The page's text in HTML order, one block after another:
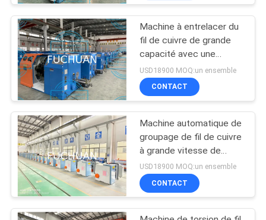
machine extrudeuse
de fil
70
Machine à entrelacer du
fil de cuivre de grande
capacité avec une
vitesse de 100 m/min et
une puissance de 7,5 kW
USD18900 MOQ:un ensemble
CONTACT
Machine automatique de
groupage de fil de cuivre
à grande vitesse de
4500 kg pour la
production de fil
électrique
USD18900 MOQ:un ensemble
CONTACT